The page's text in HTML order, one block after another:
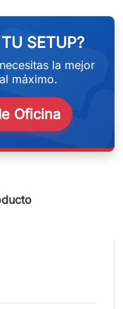
SETUP?
la mejor
máximo.
Oficina